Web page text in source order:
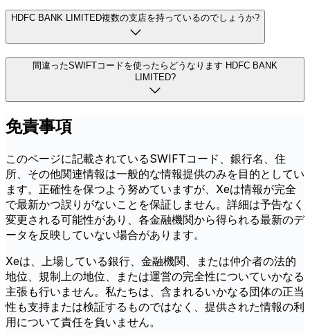
HDFC BANK LIMITED複数の支店を持っているのでしょうか?
間違ったSWIFTコードを使ったらどうなります HDFC BANK
LIMITED?
免責事項
このページに記載されているSWIFTコード、銀行名、住
所、その他関連情報は一般的な情報提供のみを目的としてい
ます。正確性を保つよう努めていますが、Xeは情報が完全
で最新かつ誤りがないことを保証しません。詳細は予告なく
変更される可能性があり、各金融機関から得られる最新のデ
ータを反映していない場合があります。
Xeは、上場している銀行、金融機関、または仲介者の法的
地位、規制上の地位、または運営の完全性についていかなる
主張も行いません。私たちは、含まれるいかなる団体の正当
性も支持または検証するものではなく、提供された情報の利
用について責任を負いません。